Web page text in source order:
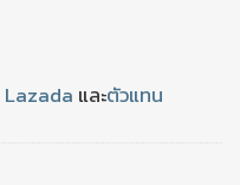
Lazada และตัวแทน